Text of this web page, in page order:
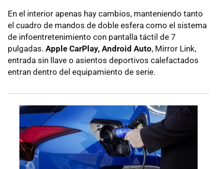
En el interior apenas hay cambios, manteniendo tanto
el cuadro de mandos de doble esfera como el sistema
de infoentretenimiento con pantalla táctil de 7
pulgadas. Apple CarPlay, Android Auto, Mirror Link,
entrada sin llave o asientos deportivos calefactados
entran dentro del equipamiento de serie.